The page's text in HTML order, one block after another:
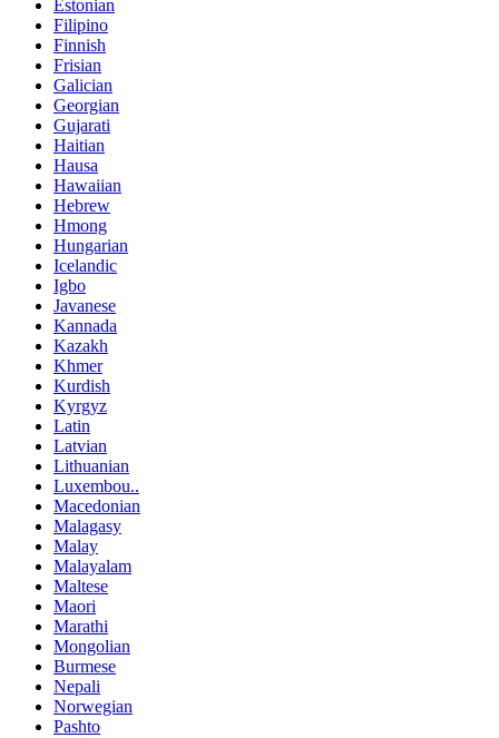
Estonian
Filipino
Finnish
Frisian
Galician
Georgian
Gujarati
Haitian
Hausa
Hawaiian
Hebrew
Hmong
Hungarian
Icelandic
Igbo
Javanese
Kannada
Kazakh
Khmer
Kurdish
Kyrgyz
Latin
Latvian
Lithuanian
Luxembou..
Macedonian
Malagasy
Malay
Malayalam
Maltese
Maori
Marathi
Mongolian
Burmese
Nepali
Norwegian
Pashto